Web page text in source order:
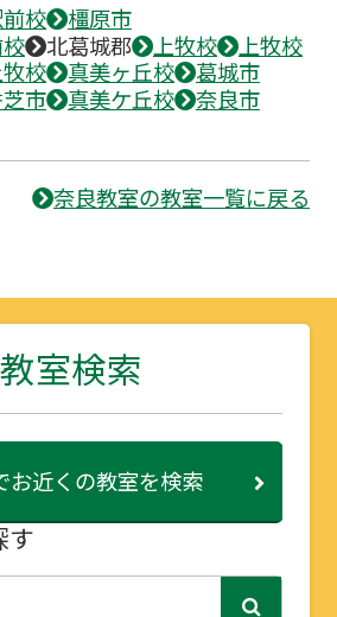
校
橿原市
北葛城郡 上牧校
上牧校
校 真美ヶ丘校
葛城市
市 真美ケ丘校
奈良市
奈良教室の教室一覧に戻る
教室検索
お近くの教室を検索
す